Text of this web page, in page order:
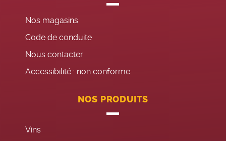
Nos magasins
Code de conduite
Nous contacter
Accessibilité : non conforme
NOS PRODUITS
Vins